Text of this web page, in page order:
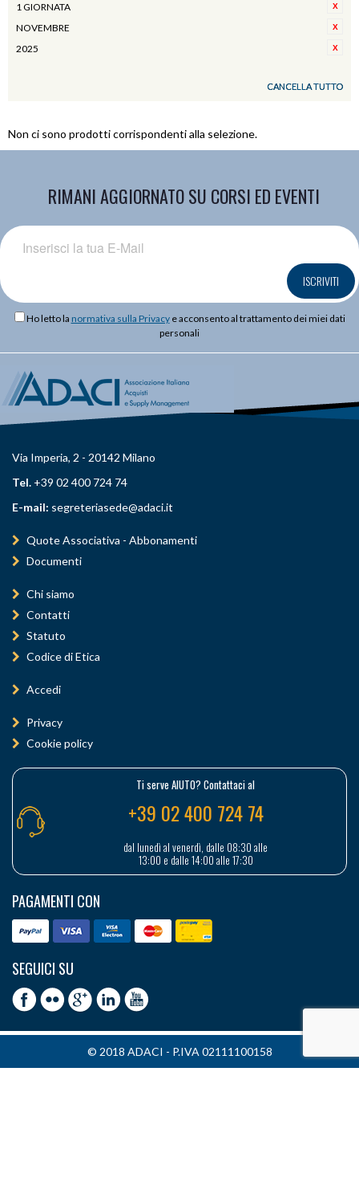
1 GIORNATA
NOVEMBRE
2025
CANCELLA TUTTO
Non ci sono prodotti corrispondenti alla selezione.
RIMANI AGGIORNATO SU CORSI ED EVENTI
ISCRIVITI
Ho letto la normativa sulla Privacye acconsento al trattamento dei miei dati
personali
Via Imperia, 2 - 20142 Milano
Tel. +39 02 400 724 74
E-mail: segreteriasede@adaci.it
Quote Associativa - Abbonamenti
Documenti
Chi siamo
Contatti
Statuto
Codice di Etica
Accedi
Privacy
Cookie policy
Ti serve AIUTO? Contattaci al
+39 02 400 724 74
dal lunedì al venerdì, dalle 08:30 alle
13:00 e dalle 14:00 alle 17:30
PAGAMENTI CON
SEGUICI SU
© 2018 ADACI - P.IVA 02111100158